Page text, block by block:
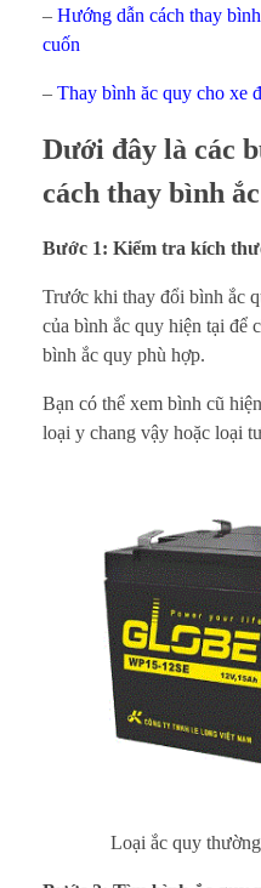
– Hướng dẫn cách thay
cuốn
– Thay bình ăc quy cho xe
Dưới đây là các
cách thay bình
Bước 1: Kiểm tra kích
Trước khi thay đổi bình ắc
của bình ắc quy hiện tại để
bình ắc quy phù hợp.
Bạn có thể xem bình cũ
loại y chang vậy hoặc loại
Loại ắc quy